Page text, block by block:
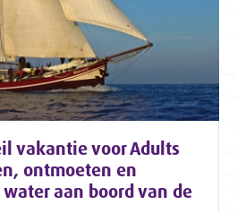
vakantie voor Adults
ontmoeten en
aan boord van de